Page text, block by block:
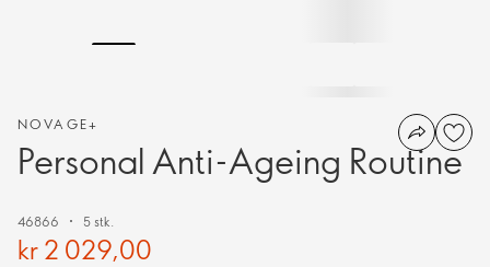
NOVAGE+
Personal Anti-Ageing Routine
46866 5 stk.
kr 2 029,00